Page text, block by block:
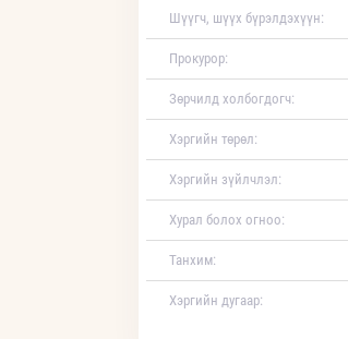
Шүүгч, шүүх бүрэлдэхүүн:
Прокурор:
Зөрчилд холбогдогч:
Хэргийн төрөл:
Хэргийн зүйлчлэл:
Хурал болох огноо:
Танхим:
Хэргийн дугаар: